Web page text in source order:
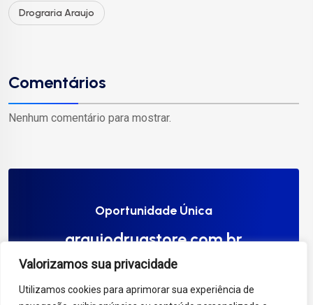
Valorizamos sua privacidade
Utilizamos cookies para aprimorar sua experiência de
Drograria Araujo
Comentários
Nenhum comentário para mostrar.
Oportunidade Única
araujodrugstore.com.br
Compre Agora